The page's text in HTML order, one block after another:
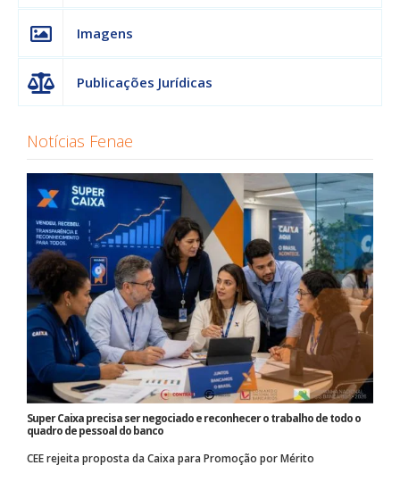
Imagens
Publicações Jurídicas
Notícias Fenae
Super Caixa precisa ser negociado e reconhecer o trabalho de todo o
quadro de pessoal do banco
CEE rejeita proposta da Caixa para Promoção por Mérito